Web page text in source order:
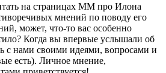
на страницах ММ про Илона
мнений по поводу его
может, что-то вас особенно
Когда вы впервые услышали об
с нами своими идеями, вопросами и
есть). Личное мнение,